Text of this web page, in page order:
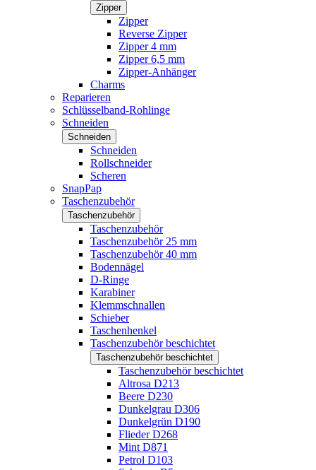
Zipper
Zipper
Reverse Zipper
Zipper 4 mm
Zipper 6,5 mm
Zipper-Anhänger
Charms
Reparieren
Schlüsselband-Rohlinge
Schneiden
Schneiden
Schneiden
Rollschneider
Scheren
SnapPap
Taschenzubehör
Taschenzubehör
Taschenzubehör
Taschenzubehör 25 mm
Taschenzubehör 40 mm
Bodennägel
D-Ringe
Karabiner
Klemmschnallen
Schieber
Taschenhenkel
Taschenzubehör beschichtet
Taschenzubehör beschichtet
Taschenzubehör beschichtet
Altrosa D213
Beere D230
Dunkelgrau D306
Dunkelgrün D190
Flieder D268
Mint D871
Petrol D103